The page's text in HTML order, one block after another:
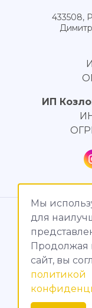
Мы
для
Продолжая
сайт, вы
политикой
433508,
ИП
©